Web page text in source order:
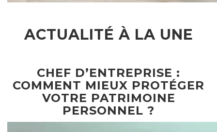
ACTUALITÉ À LA UNE
CHEF D’ENTREPRISE :
COMMENT MIEUX PROTÉGER
VOTRE PATRIMOINE
PERSONNEL ?